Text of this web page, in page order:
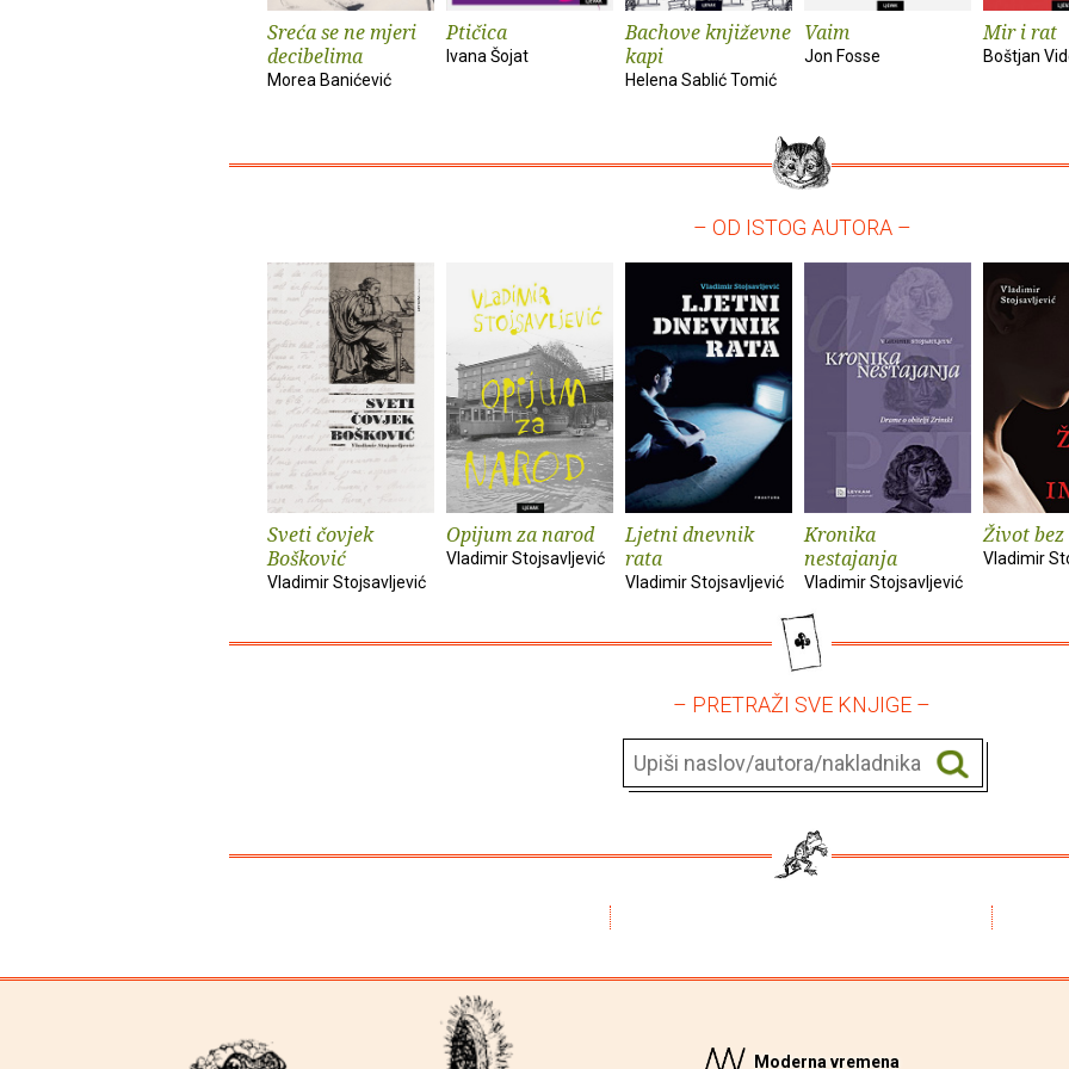
Sreća se ne mjeri
decibelima
Morea Banićević
Ptičica
Ivana Šojat
Bachove književne
kapi
Helena Sablić Tomić
Vaim
Jon Fosse
Mir i rat
Boštjan
– OD ISTOG AUTORA –
Sveti čovjek
Bošković
Vladimir Stojsavljević
Opijum za narod
Vladimir Stojsavljević
Ljetni dnevnik
rata
Vladimir Stojsavljević
Kronika
nestajanja
Vladimir Stojsavljević
Život
Vladimir
– PRETRAŽI SVE KNJIGE –
Moderna vremena